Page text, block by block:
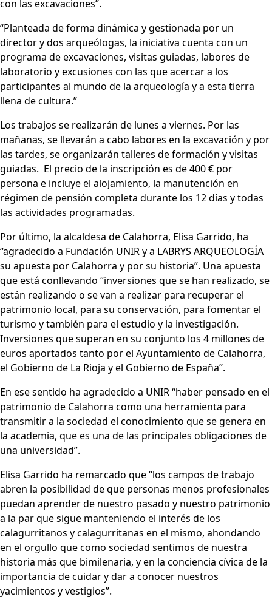
con las excavaciones”.
“Planteada de forma dinámica y gestionada por un
director y dos arqueólogas, la iniciativa cuenta con un
programa de excavaciones, visitas guiadas, labores de
laboratorio y excusiones con las que acercar a los
participantes al mundo de la arqueología y a esta tierra
llena de cultura.”
Los trabajos se realizarán de lunes a viernes. Por las
mañanas, se llevarán a cabo labores en la excavación y por
las tardes, se organizarán talleres de formación y visitas
guiadas. El precio de la inscripción es de 400 € por
persona e incluye el alojamiento, la manutención en
régimen de pensión completa durante los 12 días y todas
las actividades programadas.
Por último, la alcaldesa de Calahorra, Elisa Garrido, ha
“agradecido a Fundación UNIR y a LABRYS ARQUEOLOGÍA
su apuesta por Calahorra y por su historia”. Una apuesta
que está conllevando “inversiones que se han realizado, se
están realizando o se van a realizar para recuperar el
patrimonio local, para su conservación, para fomentar el
turismo y también para el estudio y la investigación.
Inversiones que superan en su conjunto los 4 millones de
euros aportados tanto por el Ayuntamiento de Calahorra,
el Gobierno de La Rioja y el Gobierno de España”.
En ese sentido ha agradecido a UNIR “haber pensado en el
patrimonio de Calahorra como una herramienta para
transmitir a la sociedad el conocimiento que se genera en
la academia, que es una de las principales obligaciones de
una universidad”.
Elisa Garrido ha remarcado que “los campos de trabajo
abren la posibilidad de que personas menos profesionales
puedan aprender de nuestro pasado y nuestro patrimonio
a la par que sigue manteniendo el interés de los
calagurritanos y calagurritanas en el mismo, ahondando
en el orgullo que como sociedad sentimos de nuestra
historia más que bimilenaria, y en la conciencia cívica de la
importancia de cuidar y dar a conocer nuestros
yacimientos y vestigios”.